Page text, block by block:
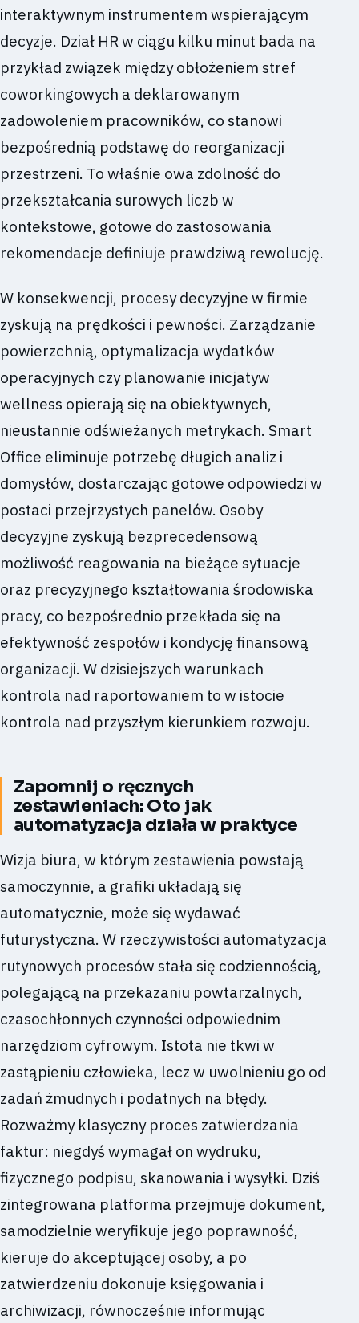
interaktywnym instrumentem wspierającym
decyzje. Dział HR w ciągu kilku minut bada na
przykład związek między obłożeniem stref
coworkingowych a deklarowanym
zadowoleniem pracowników, co stanowi
bezpośrednią podstawę do reorganizacji
przestrzeni. To właśnie owa zdolność do
przekształcania surowych liczb w
kontekstowe, gotowe do zastosowania
rekomendacje definiuje prawdziwą rewolucję.
W konsekwencji, procesy decyzyjne w firmie
zyskują na prędkości i pewności. Zarządzanie
powierzchnią, optymalizacja wydatków
operacyjnych czy planowanie inicjatyw
wellness opierają się na obiektywnych,
nieustannie odświeżanych metrykach. Smart
Office eliminuje potrzebę długich analiz i
domysłów, dostarczając gotowe odpowiedzi w
postaci przejrzystych panelów. Osoby
decyzyjne zyskują bezprecedensową
możliwość reagowania na bieżące sytuacje
oraz precyzyjnego kształtowania środowiska
pracy, co bezpośrednio przekłada się na
efektywność zespołów i kondycję finansową
organizacji. W dzisiejszych warunkach
kontrola nad raportowaniem to w istocie
kontrola nad przyszłym kierunkiem rozwoju.
Zapomnij o ręcznych
zestawieniach: Oto jak
automatyzacja działa w praktyce
Wizja biura, w którym zestawienia powstają
samoczynnie, a grafiki układają się
automatycznie, może się wydawać
futurystyczna. W rzeczywistości automatyzacja
rutynowych procesów stała się codziennością,
polegającą na przekazaniu powtarzalnych,
czasochłonnych czynności odpowiednim
narzędziom cyfrowym. Istota nie tkwi w
zastąpieniu człowieka, lecz w uwolnieniu go od
zadań żmudnych i podatnych na błędy.
Rozważmy klasyczny proces zatwierdzania
faktur: niegdyś wymagał on wydruku,
fizycznego podpisu, skanowania i wysyłki. Dziś
zintegrowana platforma przejmuje dokument,
samodzielnie weryfikuje jego poprawność,
kieruje do akceptującej osoby, a po
zatwierdzeniu dokonuje księgowania i
archiwizacji, równocześnie informując